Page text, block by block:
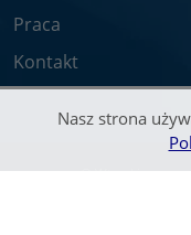
Nasz strona
Praca
Kontakt
©